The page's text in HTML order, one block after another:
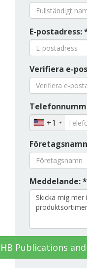
E-postadress:
Verifiera e-
+1
Meddelande: *
Publications